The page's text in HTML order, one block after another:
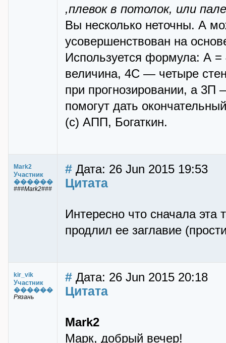
,плевок в потолок, или
Вы несколько неточны. А
усовершенствован на
Используется формула: А
величина, 4С — четыре
при прогнозировании, а 3П
помогут дать
(с) АПП, Богаткин.
Mark2
Участник
������
###Mark2###
# Дата: 26 Jun 2015 19:53
Цитата
Интересно что сначала эта
продлил ее заглавие
kir_vik
Участник
������
Рязань
# Дата: 26 Jun 2015 20:18
Цитата
Mark2
Марк, добрый вечер!